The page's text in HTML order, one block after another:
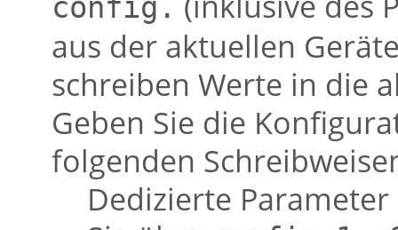
config.
aus der aktuellen
schreiben Werte in die
Geben Sie die
folgenden
Dedizierte